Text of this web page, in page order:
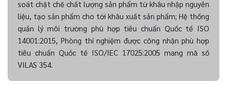
soát chặt chẽ chất lượng sản phẩm từ khâu nhập nguyên
liệu, tạo sản phẩm cho tới khâu xuất sản phẩm; Hệ thống
quản lý môi trường phù hợp tiêu chuẩn Quốc tế ISO
14001:2015, Phòng thí nghiệm được công nhận phù hợp
tiêu chuẩn Quốc tế ISO/IEC 17025:2005 mang mã số
VILAS 354.